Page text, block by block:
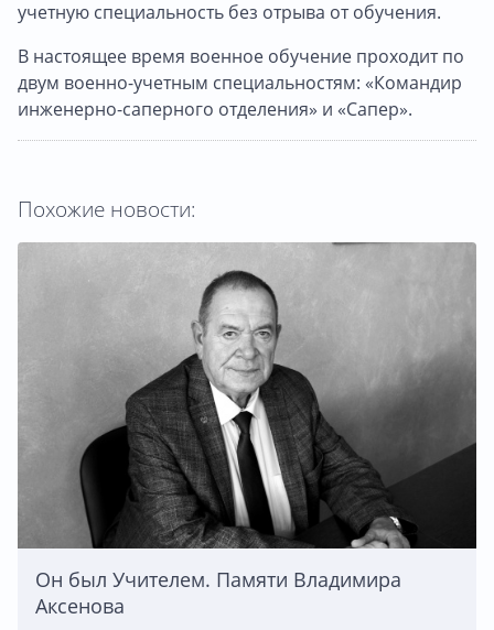
учетную специальность без отрыва от обучения.
В настоящее время военное обучение проходит по
двум военно-учетным специальностям: «Командир
инженерно-саперного отделения» и «Сапер».
Похожие новости:
Он был Учителем. Памяти Владимира
Аксенова